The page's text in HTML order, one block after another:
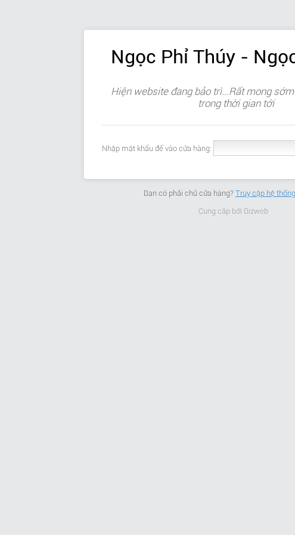
Ngọc Phỉ Thúy -
Hiện website đang bảo trì...Rất mong
trong thời gian tới
Nhập mật khẩu để vào cửa hàng:
Bạn có phải chủ cửa hàng? Truy cập hệ
Cung cấp bởi Bizweb